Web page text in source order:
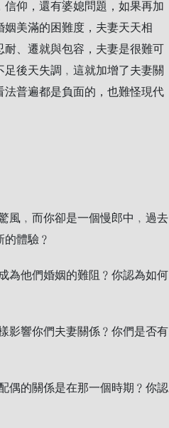
仰，還有婆媳問題，如果再加
姻美滿的困難度，夫妻天天相
、遷就與包容，夫妻是很難可
後天失調﹐這就加增了夫妻關
普遍都是負面的，也難怪現代
﹐而你卻是一個慢郎中﹐過去
體驗﹖
他們婚姻的難阻﹖你認為如何
響你們夫妻關係﹖你們是否有
的關係是在那一個時期﹖你認